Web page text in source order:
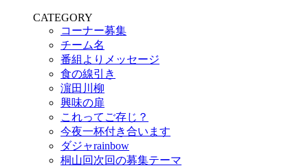
CATEGORY
コーナー募集
チーム名
番組よりメッセージ
食の線引き
濵田川柳
興味の扉
これってご存じ？
今夜一杯付き合います
ダジャrainbow
桐山回次回の募集テーマ